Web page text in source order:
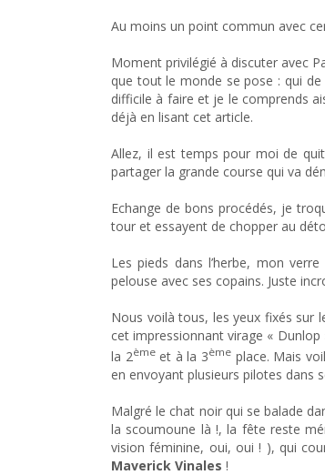
Au moins un point commun avec
Moment privilégié à discuter avec
que tout le monde se pose : qui
difficile à faire et je le comprends
déjà en lisant cet article.
Allez, il est temps pour moi de
partager la grande course qui va
Echange de bons procédés, je
tour et essayent de chopper au
Les pieds dans l’herbe, mon
pelouse avec ses copains. Juste
Nous voilà tous, les yeux fixés sur
cet impressionnant virage «
la 2èmeet à la 3ème place. Mais
en envoyant plusieurs pilotes dans
Malgré le chat noir qui se balade
la scoumoune là !, la fête reste
vision féminine, oui, oui ! ), qui
Maverick Vinales !